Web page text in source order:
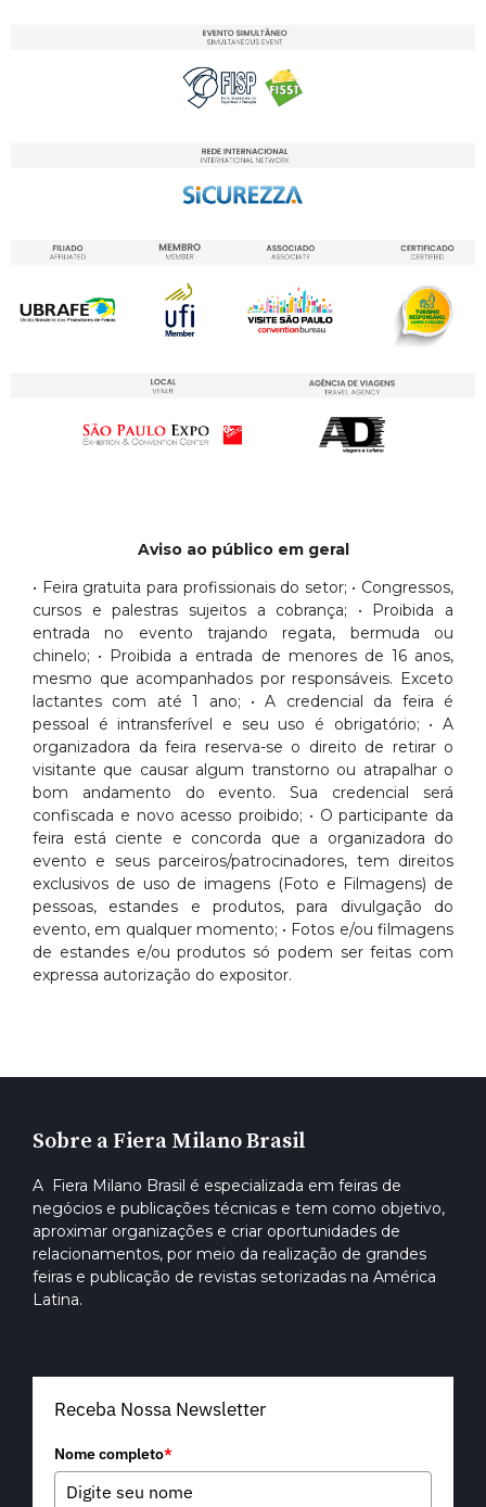
Aviso ao público em geral
• Feira gratuita para profissionais do setor; • Congressos,
cursos e palestras sujeitos a cobrança; • Proibida a
entrada no evento trajando regata, bermuda ou
chinelo; • Proibida a entrada de menores de 16 anos,
mesmo que acompanhados por responsáveis. Exceto
lactantes com até 1 ano; • A credencial da feira é
pessoal é intransferível e seu uso é obrigatório; • A
organizadora da feira reserva-se o direito de retirar o
visitante que causar algum transtorno ou atrapalhar o
bom andamento do evento. Sua credencial será
confiscada e novo acesso proibido; • O participante da
feira está ciente e concorda que a organizadora do
evento e seus parceiros/patrocinadores, tem direitos
exclusivos de uso de imagens (Foto e Filmagens) de
pessoas, estandes e produtos, para divulgação do
evento, em qualquer momento; • Fotos e/ou filmagens
de estandes e/ou produtos só podem ser feitas com
expressa autorização do expositor.
Sobre a Fiera Milano Brasil
A Fiera Milano Brasil é especializada em feiras de
negócios e publicações técnicas e tem como objetivo,
aproximar organizações e criar oportunidades de
relacionamentos, por meio da realização de grandes
feiras e publicação de revistas setorizadas na América
Latina.
Receba Nossa Newsletter
Nome completo*